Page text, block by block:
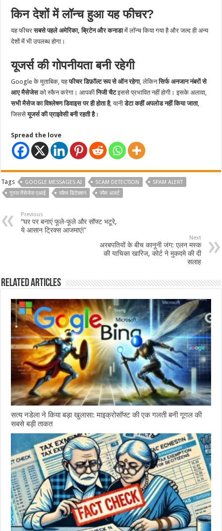
किन देशों में लॉन्च हुआ यह फीचर?
यह फीचरसबसे पहले अमेरिका, ब्रिटेन और कनाडामें लॉन्च किया गया है और जल्द ही अन्य
देशों में भी उपलब्ध होगा।
यूजर्स की गोपनीयता बनी रहेगी
Google के मुताबिक, यहफीचर डिफ़ॉल्ट रूप से ऑन रहेगा, लेकिनसिर्फ अनजान नंबरों से
आए मैसेजेसको स्कैन करेगा। आपकीनिजी चैटइससे प्रभावित नहीं होगी। इसके अलावा,
सभी मैसेज का विश्लेषण डिवाइस पर ही होता है, यानीडेटा कहीं अपलोड नहीं किया जाता,
जिससेयूजर्स की प्राइवेसी बनी रहती है।
Spread the love
Tags GOOGLE MESSAGES AI SCAM DETECTION
SPAM ALERT
गूगल मैसेजेस एआई
स्कैम डिटेक्शन स्पैम अलर्ट
Previous
“घर पर बनाएं फूले-फूले और सॉफ्ट भटूरे,
ये आसान ट्रिक्स आजमाएं!”
Next
अरबपतियों के बीच कानूनी जंग: एलन मस्क
की याचिका खारिज, कोर्ट ने मुकदमे की दी
सलाह
Related Articles
सत्य नडेला ने किया बड़ा खुलासा: माइक्रोसॉफ्ट की एक गलती बनी गूगल की
सबसे बड़ी ताकत